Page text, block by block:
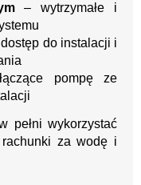
– wytrzymałe i
do instalacji i
pompę ze
pełni wykorzystać
rachunki za wodę i